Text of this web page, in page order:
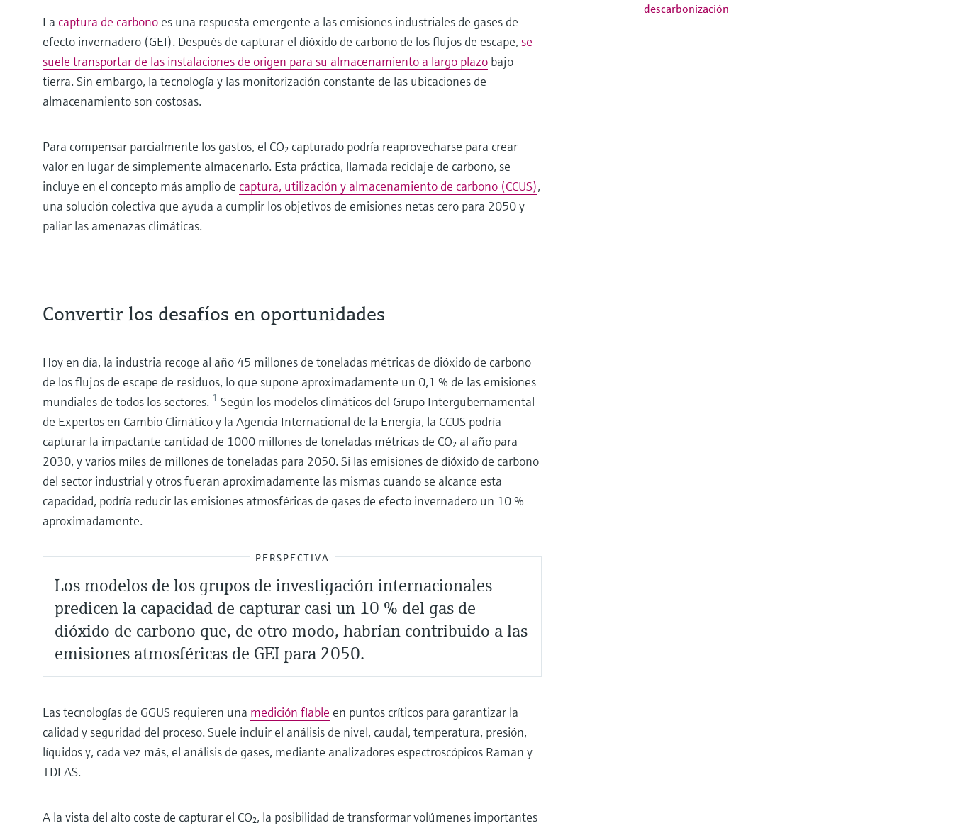
La captura de carbono es una respuesta emergente a las emisiones industriales de gases de
efecto invernadero (GEI). Después de capturar el dióxido de carbono de los flujos de escape, se
suele transportar de las instalaciones de origen para su almacenamiento a largo plazo bajo
tierra. Sin embargo, la tecnología y las monitorización constante de las ubicaciones de
almacenamiento son costosas.
Para compensar parcialmente los gastos, el CO₂ capturado podría reaprovecharse para crear
valor en lugar de simplemente almacenarlo. Esta práctica, llamada reciclaje de carbono, se
incluye en el concepto más amplio de captura, utilización y almacenamiento de carbono (CCUS),
una solución colectiva que ayuda a cumplir los objetivos de emisiones netas cero para 2050 y
paliar las amenazas climáticas.
Convertir los desafíos en oportunidades
Hoy en día, la industria recoge al año 45 millones de toneladas métricas de dióxido de carbono
de los flujos de escape de residuos, lo que supone aproximadamente un 0,1 % de las emisiones
mundiales de todos los sectores. 1 Según los modelos climáticos del Grupo Intergubernamental
de Expertos en Cambio Climático y la Agencia Internacional de la Energía, la CCUS podría
capturar la impactante cantidad de 1000 millones de toneladas métricas de CO₂ al año para
2030, y varios miles de millones de toneladas para 2050. Si las emisiones de dióxido de carbono
del sector industrial y otros fueran aproximadamente las mismas cuando se alcance esta
capacidad, podría reducir las emisiones atmosféricas de gases de efecto invernadero un 10 %
aproximadamente.
PERSPECTIVA
Los modelos de los grupos de investigación internacionales
predicen la capacidad de capturar casi un 10 % del gas de
dióxido de carbono que, de otro modo, habrían contribuido a las
emisiones atmosféricas de GEI para 2050.
Las tecnologías de GGUS requieren una medición fiable en puntos críticos para garantizar la
calidad y seguridad del proceso. Suele incluir el análisis de nivel, caudal, temperatura, presión,
líquidos y, cada vez más, el análisis de gases, mediante analizadores espectroscópicos Raman y
TDLAS.
A la vista del alto coste de capturar el CO₂, la posibilidad de transformar volúmenes importantes
descarbonización